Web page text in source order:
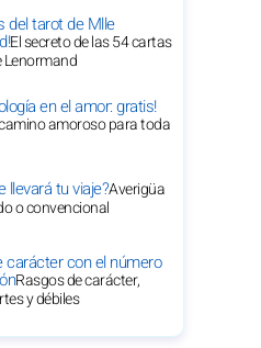
del tarot de Mlle
El secreto de las 54 cartas
Lenormand
en el amor: gratis!
amoroso para toda
llevará tu viaje?Averigüa
o convencional
carácter con el número
Rasgos de carácter,
y débiles